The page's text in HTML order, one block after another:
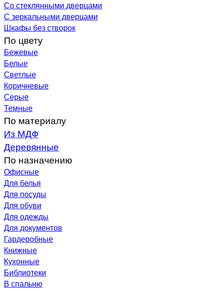
Со стеклянными дверцами
С зеркальными дверцами
Шкафы без створок
По цвету
Бежевые
Белые
Светлые
Коричневые
Серые
Темные
По материалу
Из МДФ
Деревянные
По назначению
Офисные
Для белья
Для посуды
Для обуви
Для одежды
Для документов
Гардеробные
Книжные
Кухонные
Библиотеки
В спальню